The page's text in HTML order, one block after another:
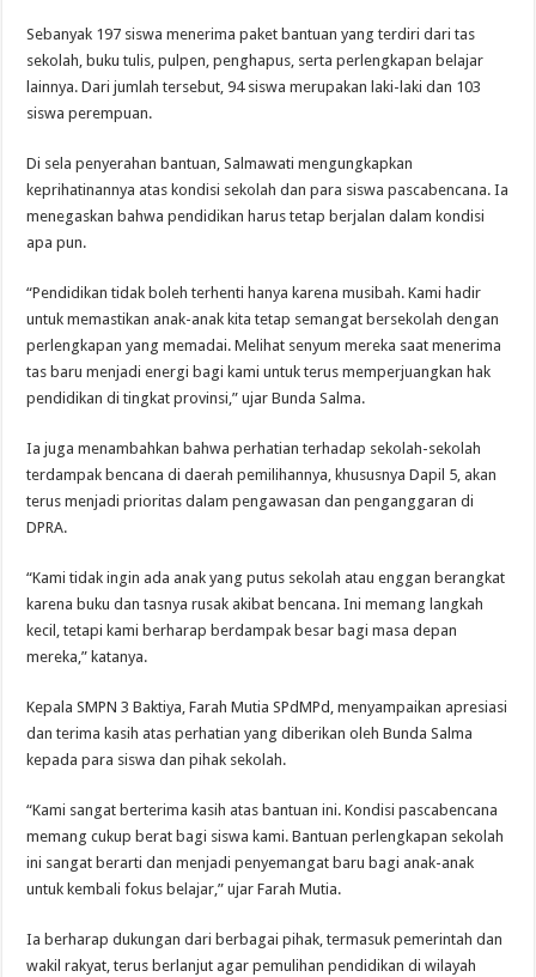
Sebanyak 197 siswa menerima paket bantuan yang terdiri dari tas
sekolah, buku tulis, pulpen, penghapus, serta perlengkapan belajar
lainnya. Dari jumlah tersebut, 94 siswa merupakan laki-laki dan 103
siswa perempuan.
Di sela penyerahan bantuan, Salmawati mengungkapkan
keprihatinannya atas kondisi sekolah dan para siswa pascabencana. Ia
menegaskan bahwa pendidikan harus tetap berjalan dalam kondisi
apa pun.
“Pendidikan tidak boleh terhenti hanya karena musibah. Kami hadir
untuk memastikan anak-anak kita tetap semangat bersekolah dengan
perlengkapan yang memadai. Melihat senyum mereka saat menerima
tas baru menjadi energi bagi kami untuk terus memperjuangkan hak
pendidikan di tingkat provinsi,” ujar Bunda Salma.
Ia juga menambahkan bahwa perhatian terhadap sekolah-sekolah
terdampak bencana di daerah pemilihannya, khususnya Dapil 5, akan
terus menjadi prioritas dalam pengawasan dan penganggaran di
DPRA.
“Kami tidak ingin ada anak yang putus sekolah atau enggan berangkat
karena buku dan tasnya rusak akibat bencana. Ini memang langkah
kecil, tetapi kami berharap berdampak besar bagi masa depan
mereka,” katanya.
Kepala SMPN 3 Baktiya, Farah Mutia SPdMPd, menyampaikan apresiasi
dan terima kasih atas perhatian yang diberikan oleh Bunda Salma
kepada para siswa dan pihak sekolah.
“Kami sangat berterima kasih atas bantuan ini. Kondisi pascabencana
memang cukup berat bagi siswa kami. Bantuan perlengkapan sekolah
ini sangat berarti dan menjadi penyemangat baru bagi anak-anak
untuk kembali fokus belajar,” ujar Farah Mutia.
Ia berharap dukungan dari berbagai pihak, termasuk pemerintah dan
wakil rakyat, terus berlanjut agar pemulihan pendidikan di wilayah